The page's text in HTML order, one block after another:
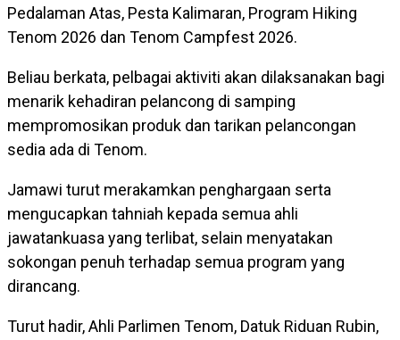
Pedalaman Atas, Pesta Kalimaran, Program Hiking
Tenom 2026 dan Tenom Campfest 2026.
Beliau berkata, pelbagai aktiviti akan dilaksanakan bagi
menarik kehadiran pelancong di samping
mempromosikan produk dan tarikan pelancongan
sedia ada di Tenom.
Jamawi turut merakamkan penghargaan serta
mengucapkan tahniah kepada semua ahli
jawatankuasa yang terlibat, selain menyatakan
sokongan penuh terhadap semua program yang
dirancang.
Turut hadir, Ahli Parlimen Tenom, Datuk Riduan Rubin,